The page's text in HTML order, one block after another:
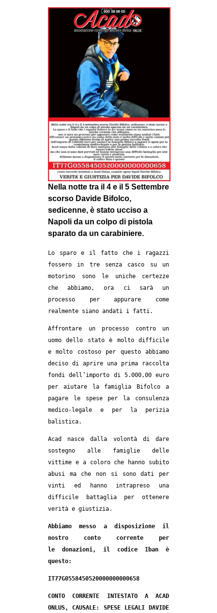
DIRITTO ALL’ABITARE
GENERI
MIGRAZIONI
PRECARIATO
REPRESSIONE
STUDENTI
CULTURE
ARTE
CINEMA
MANIFESTI
MUSICA
RECENSIONI
INTERNAZIONALE
AFRICA
AMERICHE
EUROPA
MEDIO ORIENTE
EVENTI
in
Fb
ms
SEARCH
Nella notte tra il 4 e il 5 Settembre
scorso Davide Bifolco,
sedicenne, è stato ucciso a
Napoli da un colpo di pistola
sparato da un carabiniere.
Lo sparo e il fatto che i ragazzi
fossero in tre senza casco su un
motorino sono le uniche certezze
che abbiamo, ora ci sarà un
processo per appurare come
realmente siano andati i fatti.
Affrontare un processo contro un
uomo dello stato è molto difficile
e molto costoso per questo abbiamo
deciso di aprire una prima raccolta
fondi dell’importo di 5.000,00 euro
per aiutare la famiglia Bifolco a
pagare le spese per la consulenza
medico-legale e per la perizia
balistica.
Acad nasce dalla volontà di dare
sostegno alle famiglie delle
vittime e a coloro che hanno subito
abusi ma che non si sono dati per
vinti ed hanno intrapreso una
difficile battaglia per ottenere
verità e giustizia.
Abbiamo messo a disposizione il
nostro conto corrente per
le donazioni, il codice Iban è
questo:
IT77G0558450520000000000658
CONTO CORRENTE INTESTATO A ACAD
ONLUS, CAUSALE: SPESE LEGALI DAVIDE